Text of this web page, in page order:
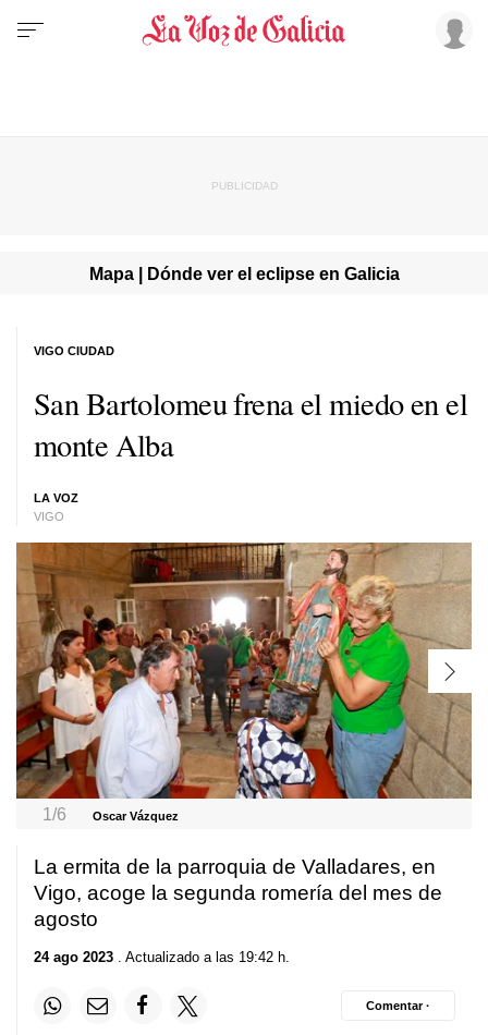
Mapa | Dónde ver el eclipse en Galicia
San Bartolomeu frena el miedo en el
monte Alba
LA VOZ
VIGO
VIGO CIUDAD
1/6 Oscar Vázquez
La ermita de la parroquia de Valladares, en
Vigo, acoge la segunda romería del mes de
agosto
24 ago 2023 . Actualizado a las 19:42 h.
Comentar ·